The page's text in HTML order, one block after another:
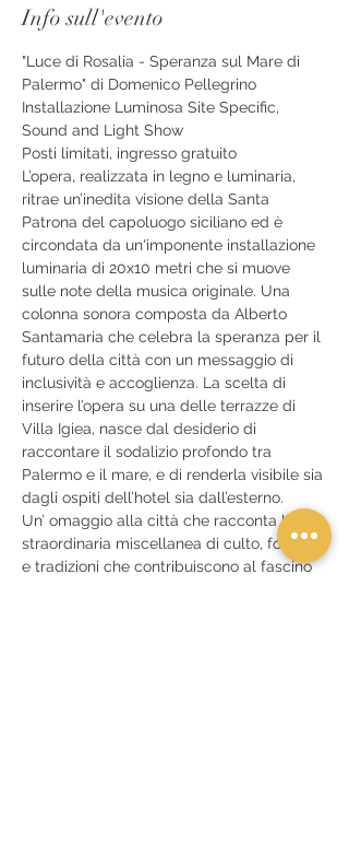
Info sull'evento
"Luce di Rosalia - Speranza sul Mare di
Palermo" di Domenico Pellegrino
Installazione Luminosa Site Specific,
Sound and Light Show
Posti limitati, ingresso gratuito
L’opera, realizzata in legno e luminaria,
ritrae un’inedita visione della Santa
Patrona del capoluogo siciliano ed è
circondata da un'imponente installazione
luminaria di 20x10 metri che si muove
sulle note della musica originale. Una
colonna sonora composta da Alberto
Santamaria che celebra la speranza per il
futuro della città con un messaggio di
inclusività e accoglienza. La scelta di
inserire l’opera su una delle terrazze di
Villa Igiea, nasce dal desiderio di
raccontare il sodalizio profondo tra
Palermo e il mare, e di renderla visibile sia
dagli ospiti dell’hotel sia dall’esterno.
Un’ omaggio alla città che racconta la
straordinaria miscellanea di culto, folklore
e tradizioni che contribuiscono al fascino